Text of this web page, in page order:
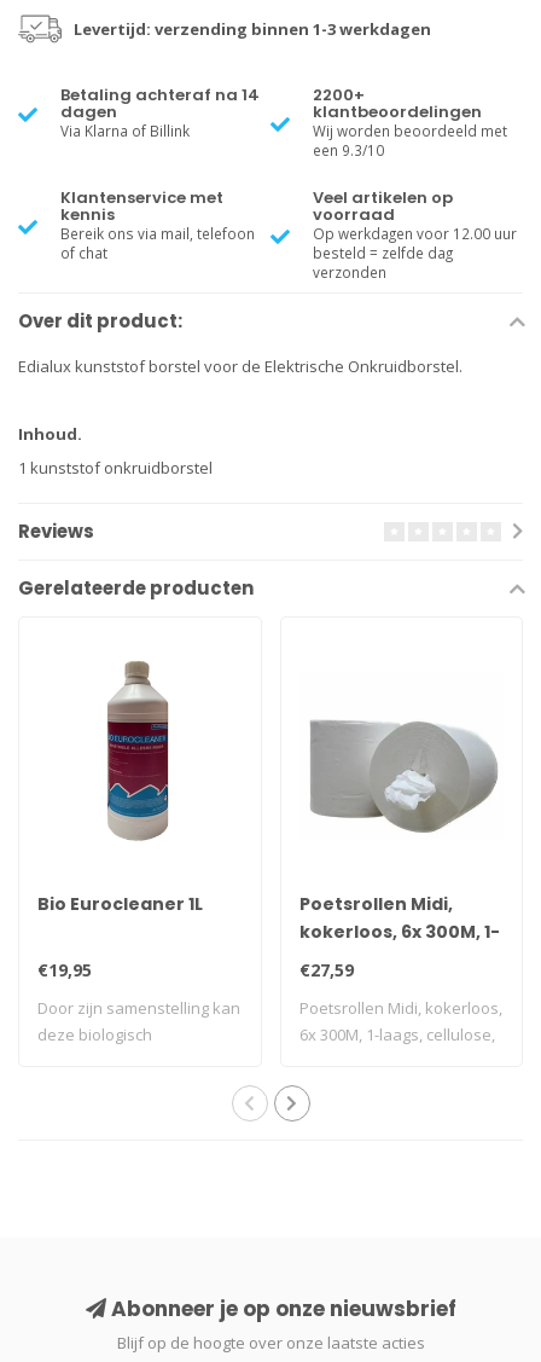
Levertijd: verzending binnen 1-3 werkdagen
Betaling achteraf na 14
dagen
Via Klarna of Billink
2200+
klantbeoordelingen
Wij worden beoordeeld met
een 9.3/10
Klantenservice met
kennis
Bereik ons via mail, telefoon
of chat
Veel artikelen op
voorraad
Op werkdagen voor 12.00 uur
besteld = zelfde dag
verzonden
Over dit product:
Edialux kunststof borstel voor de Elektrische Onkruidborstel.
Inhoud.
1 kunststof onkruidborstel
Reviews
Gerelateerde producten
Bio Eurocleaner 1L
€19,95
Door zijn samenstelling kan
deze biologisch
Poetsrollen Midi,
kokerloos, 6x 300M, 1-
laags, cellulose, wit,
geperforeerd
€27,59
Poetsrollen Midi, kokerloos,
6x 300M, 1-laags, cellulose,
Abonneer je op onze nieuwsbrief
Blijf op de hoogte over onze laatste acties